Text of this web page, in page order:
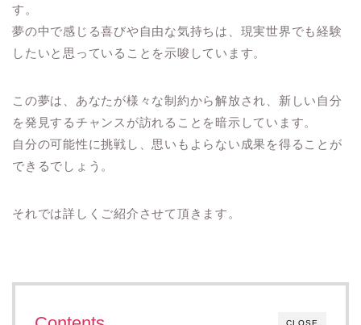
す。
夢の中で感じる喜びや自由な気持ちは、現実世界でも経験
したいと思っていることを示唆しています。
この夢は、あなたが様々な制約から解放され、新しい自分
を発見するチャンスが訪れることを暗示しています。
自分の可能性に挑戦し、思いもよらない成果を得ることが
できるでしょう。
それでは詳しくご紹介させて頂きます。
CLOSE